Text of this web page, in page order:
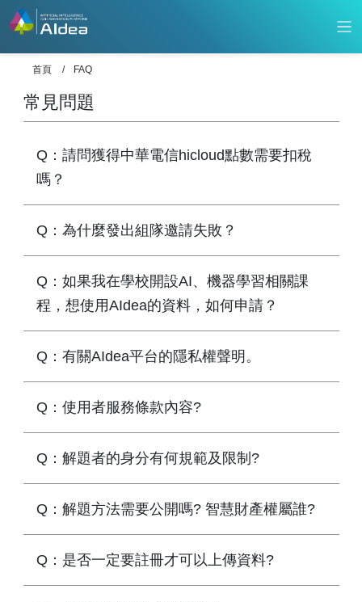
首頁 FAQ
常見問題
Q：請問獲得中華電信hicloud點數需要扣稅
嗎？
Q：為什麼發出組隊邀請失敗？
Q：如果我在學校開設AI、機器學習相關課
程，想使用AIdea的資料，如何申請？
Q：有關AIdea平台的隱私權聲明。
Q：使用者服務條款內容?
Q：解題者的身分有何規範及限制?
Q：解題方法需要公開嗎? 智慧財產權屬誰?
Q：是否一定要註冊才可以上傳資料?